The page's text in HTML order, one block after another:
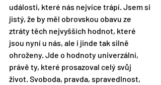
události, které nás nejvíce trápí. Jsem si
jistý, že by měl obrovskou obavu ze
ztráty těch nejvyšších hodnot, které
jsou nyní u nás, ale i jinde tak silně
ohroženy. Jde o hodnoty univerzální,
právě ty, které prosazoval celý svůj
život. Svoboda, pravda, spravedlnost,